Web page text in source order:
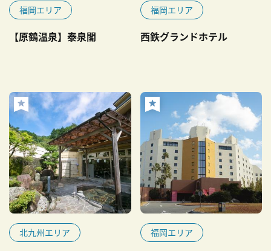
福岡エリア
【原鶴温泉】泰泉閣
福岡エリア
西鉄グランドホテル
北九州エリア 福岡エリア